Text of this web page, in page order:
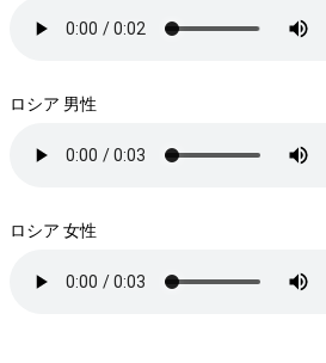
ロシア 男性
ロシア 女性